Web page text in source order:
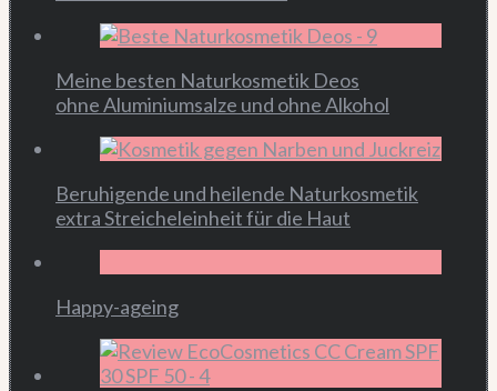
Meine besten Naturkosmetik Deos
ohne Aluminiumsalze und ohne Alkohol
Beruhigende und heilende Naturkosmetik
extra Streicheleinheit für die Haut
Happy-ageing